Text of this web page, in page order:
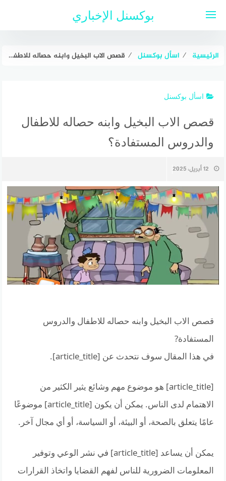
بوكسنل الإخباري
الرئيسية ⁄ اسأل بوكسنل ⁄ قصص الاب البخيل وابنه حصاله للاطفال والدروس المستفادة؟
اسأل بوكسنل
قصص الاب البخيل وابنه حصاله للاطفال
والدروس المستفادة؟
12 أبريل، 2025
قصص الاب البخيل وابنه حصاله للاطفال والدروس
المستفادة?
في هذا المقال سوف نتحدث عن [article_title].
[article_title] هو موضوع مهم وشائع يثير الكثير من
الاهتمام لدى الناس. يمكن أن يكون [article_title] موضوعًا
عامًا يتعلق بالصحة، أو البيئة، أو السياسة، أو أي مجال آخر.
يمكن أن يساعد [article_title] في نشر الوعي وتوفير
المعلومات الضرورية للناس لفهم القضايا واتخاذ القرارات